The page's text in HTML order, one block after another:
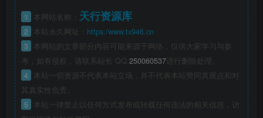
1 本网站名称： 天行资源库
2 本站永久网址： https:/www.tx946.cn
3
本网站的文章部分内容可能来源于网络，仅供大家学习与参
考，如有侵权，请联系站长 QQ:250060537进行删除处理。
4
本站一切资源不代表本站立场，并不代表本站赞同其观点和对
其真实性负责。
5
本站一律禁止以任何方式发布或转载任何违法的相关信息，访